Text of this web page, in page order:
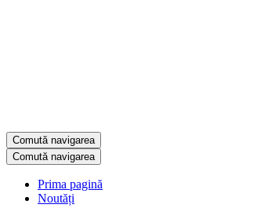
Comută navigarea
Comută navigarea
Prima pagină
Noutăți